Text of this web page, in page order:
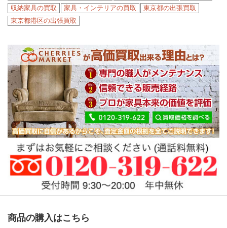
収納家具の買取
家具・インテリアの買取
東京都の出張買取
東京都港区の出張買取
商品の購入はこちら